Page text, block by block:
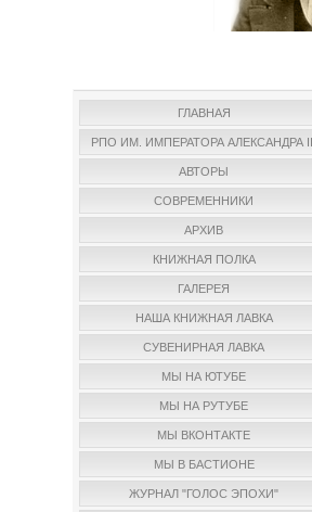
ГЛАВНАЯ
РПО ИМ. ИМПЕРАТОРА АЛЕКСАНДРА III
АВТОРЫ
СОВРЕМЕННИКИ
АРХИВ
КНИЖНАЯ ПОЛКА
ГАЛЕРЕЯ
НАША КНИЖНАЯ ЛАВКА
СУВЕНИРНАЯ ЛАВКА
МЫ НА ЮТУБЕ
МЫ НА РУТУБЕ
МЫ ВКОНТАКТЕ
МЫ В БАСТИОНЕ
ЖУРНАЛ "ГОЛОС ЭПОХИ"